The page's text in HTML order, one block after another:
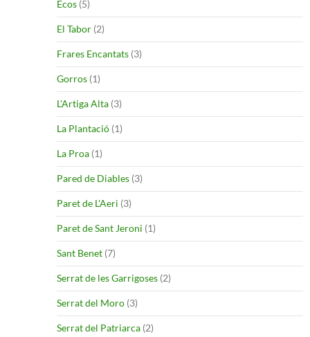
Ecos (5)
El Tabor (2)
Frares Encantats (3)
Gorros (1)
L'Artiga Alta (3)
La Plantació (1)
La Proa (1)
Pared de Diables (3)
Paret de L'Aeri (3)
Paret de Sant Jeroni (1)
Sant Benet (7)
Serrat de les Garrigoses (2)
Serrat del Moro (3)
Serrat del Patriarca (2)